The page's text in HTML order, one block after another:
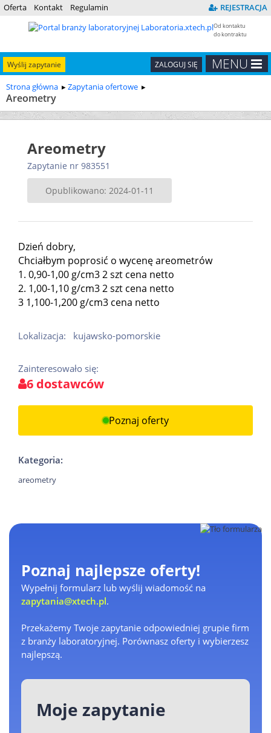
Oferta Kontakt Regulamin REJESTRACJA
Od kontaktu
do kontraktu
MENU
ZALOGUJ SIĘ
Wyślij zapytanie
Strona główna Zapytania ofertowe
Areometry
Areometry
Zapytanie nr 983551
Opublikowano: 2024-01-11
Dzień dobry,
Chciałbym poprosić o wycenę areometrów
1. 0,90-1,00 g/cm3 2 szt cena netto
2. 1,00-1,10 g/cm3 2 szt cena netto
3 1,100-1,200 g/cm3 cena netto
Lokalizacja: kujawsko-pomorskie
Zainteresowało się:
6 dostawców
Poznaj oferty
Kategoria:
areometry
Poznaj najlepsze oferty!
Wypełnij formularz lub wyślij wiadomość na
zapytania@xtech.pl.
Przekażemy Twoje zapytanie odpowiedniej grupie firm
z branży laboratoryjnej. Porównasz oferty i wybierzesz
najlepszą.
Moje zapytanie